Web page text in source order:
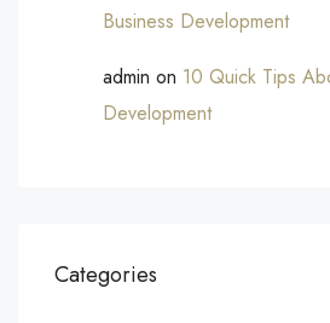
Business Development
admin on 10 Quick Tips
Development
Categories